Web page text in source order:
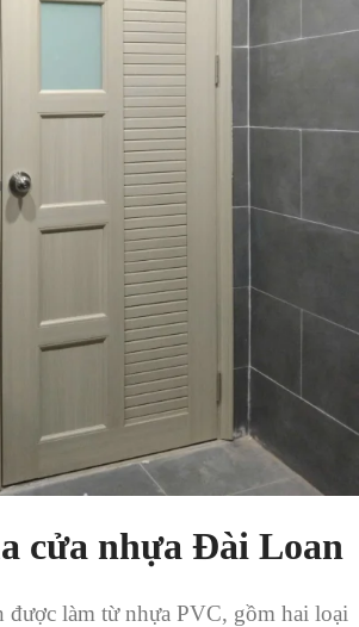
cửa nhựa Đài Loan
được làm từ nhựa PVC, gồm hai loại